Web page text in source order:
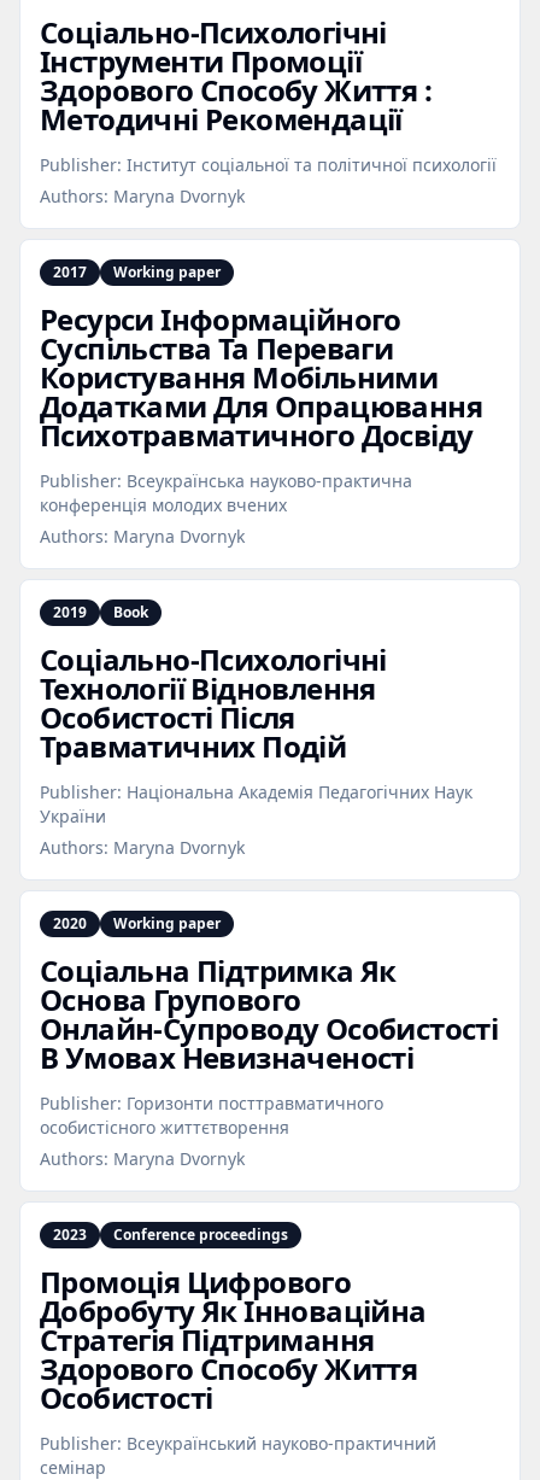
Соціально‑Психологічні
Інструменти Промоції
Здорового Способу Життя :
Методичні Рекомендації
Publisher: Інститут соціальної та політичної психології
Authors: Maryna Dvornyk
2017 Working paper
Ресурси Інформаційного
Суспільства Та Переваги
Користування Мобільними
Додатками Для Опрацювання
Психотравматичного Досвіду
Publisher: Всеукраїнська науково-практична
конференція молодих вчених
Authors: Maryna Dvornyk
2019 Book
Соціально‑Психологічні
Технології Відновлення
Особистості Після
Травматичних Подій
Publisher: Національна Академія Педагогічних Наук
України
Authors: Maryna Dvornyk
2020 Working paper
Соціальна Підтримка Як
Основа Групового
Онлайн‑Супроводу Особистості
В Умовах Невизначеності
Publisher: Горизонти посттравматичного
особистісного життєтворення
Authors: Maryna Dvornyk
2023 Conference proceedings
Промоція Цифрового
Добробуту Як Інноваційна
Стратегія Підтримання
Здорового Способу Життя
Особистості
Publisher: Всеукраїнський науково-практичний
семінар